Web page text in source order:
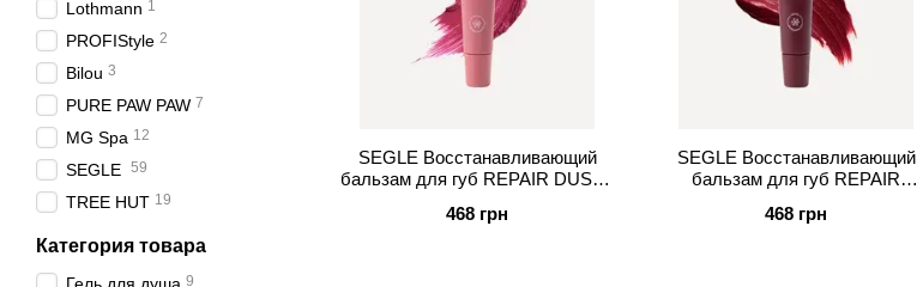
SEGLE Восстанавливающий
бальзам для губ REPAIR DUSTY
468 грн
SEGLE Восстанавливающий
бальзам для губ REPAIR
468 грн
Lothmann 1
PROFIStyle 2
Bilou 3
PURE PAW PAW 7
MG Spa 12
SEGLE 59
TREE HUT 19
Категория товара
9